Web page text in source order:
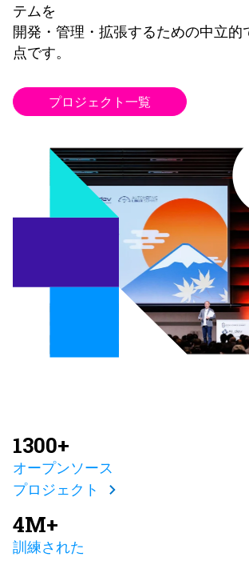
テムを
開発・管理・拡張するための中立的
点です。
プロジェクト一覧
1300+
オープンソース
プロジェクト
4M+
訓練された